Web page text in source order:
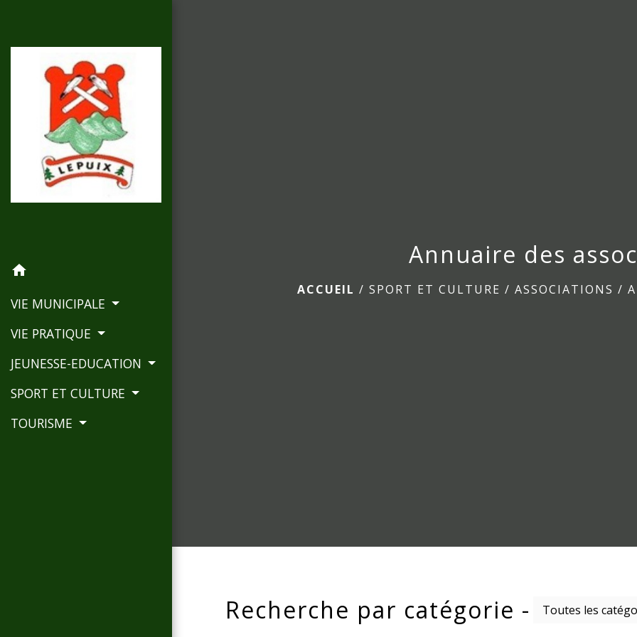
home
VIE MUNICIPALE
VIE PRATIQUE
JEUNESSE-EDUCATION
SPORT ET CULTURE
TOURISME
Annuaire des
ACCUEIL / SPORT ET CULTURE / ASSOCIATIONS /
Recherche par catégorie - Toutes les